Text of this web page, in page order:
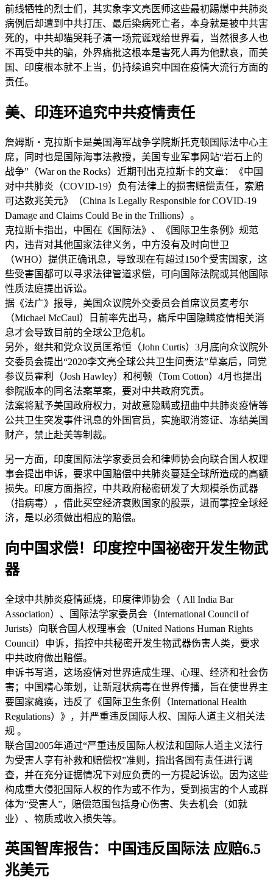
前线牺牲的烈士们，其实象李文亮医师这些最初踢爆中共肺炎
病例后却遭到中共打压、最后染病死亡者，本身就是被中共害
死的，中共却猫哭耗子演一场荒诞戏给世界看，当然很多人也
不再受中共的骗，外界痛批这根本是害死人再为他默哀，而美
国、印度根本就不上当，仍持续追究中国在疫情大流行方面的
责任。
美、印连环追究中共疫情责任
詹姆斯‧克拉斯卡是美国海军战争学院斯托克顿国际法中心主
席，同时也是国际海事法教授，美国专业军事网站“岩石上的
战争”（War on the Rocks）近期刊出克拉斯卡的文章：《中国
对中共肺炎（COVID-19）负有法律上的损害赔偿责任，索赔
可达数兆美元》（China Is Legally Responsible for COVID-19
Damage and Claims Could Be in the Trillions）。
克拉斯卡指出，中国在《国际法》、《国际卫生条例》规范
内，违背对其他国家法律义务，中方没有及时向世卫
（WHO）提供正确讯息，导致现在有超过150个受害国家，这
些受害国都可以寻求法律管道求偿，可向国际法院或其他国际
性质法庭提出诉讼。
据《法广》报导，美国众议院外交委员会首席议员麦考尔
（Michael McCaul）日前率先出马，痛斥中国隐瞒疫情相关消
息才会导致目前的全球公卫危机。
另外，继共和党众议员匡希恒（John Curtis）3月底向众议院外
交委员会提出“2020李文亮全球公共卫生问责法”草案后，同党
参议员霍利（Josh Hawley）和柯顿（Tom Cotton）4月也提出
参院版本的同名法案草案，要对中共政府究责。
法案将赋予美国政府权力，对故意隐瞒或扭曲中共肺炎疫情等
公共卫生突发事件讯息的外国官员，实施取消签证、冻结美国
财产，禁止赴美等制裁。
另一方面，印度国际法学家委员会和律师协会向联合国人权理
事会提出申诉，要求中国赔偿中共肺炎蔓延全球所造成的高额
损失。印度方面指控，中共政府秘密研发了大规模杀伤武器
（指病毒），借此买空经济衰败国家的股票，进而掌控全球经
济，是以必须做出相应的赔偿。
向中国求偿！印度控中国祕密开发生物武
器
全球中共肺炎疫情延烧，印度律师协会（ All India Bar
Association）、国际法学家委员会（International Council of
Jurists）向联合国人权理事会（United Nations Human Rights
Council）申诉，指控中共秘密开发生物武器伤害人类，要求
中共政府做出赔偿。
申诉书写道，这场疫情对世界造成生理、心理、经济和社会伤
害；中国精心策划，让新冠状病毒在世界传播，旨在使世界主
要国家瘫痪，违反了《国际卫生条例（International Health
Regulations）》，并严重违反国际人权、国际人道主义相关法
规 。
联合国2005年通过“严重违反国际人权法和国际人道主义法行
为受害人享有补救和赔偿权”准则，指出各国有责任进行调
查，并在充分证据情况下对应负责的一方提起诉讼。因为这些
构成重大侵犯国际人权的作为或不作为，受到损害的个人或群
体为“受害人”，赔偿范围包括身心伤害、失去机会（如就
业）、物质或收入损失等。
英国智库报告：中国违反国际法 应赔6.5
兆美元